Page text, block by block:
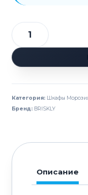
Количество
товара
Шкаф
7
Категория: Шкафы
Бренд: BRISKLY
Описание